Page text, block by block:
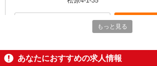
加藤石油株式会社 エネオス 草加バイパス給油所
もっと見る
あなたにおすすめの求人情報